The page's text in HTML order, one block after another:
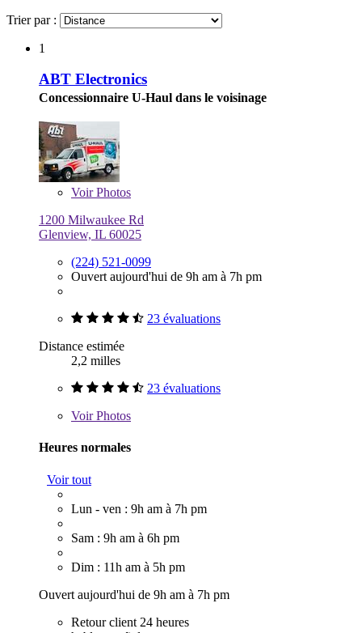
Trier par :
1
ABT Electronics
Concessionnaire U-Haul dans le voisinage
VoirPhotos
1200 Milwaukee Rd
Glenview, IL 60025
(224) 521-0099
Ouvert aujourd'hui de 9h am à 7h pm
23 évaluations
Distance estimée
2,2 milles
23 évaluations
VoirPhotos
Heures normales
Voir tout
Lun - ven : 9h am à 7h pm
Sam : 9h am à 6h pm
Dim : 11h am à 5h pm
Ouvert aujourd'hui de 9h am à 7h pm
Retour client 24 heures